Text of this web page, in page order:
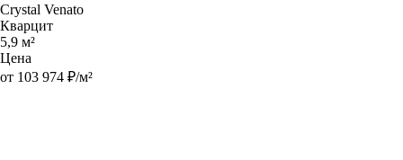
Crystal Venato
Кварцит
5,9 м²
Цена
от 103 974 ₽/м²